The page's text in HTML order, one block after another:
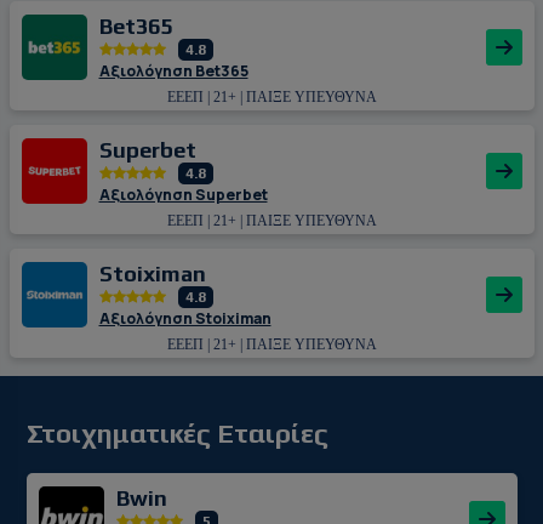
Bet365
4.8
Αξιολόγηση Bet365
ΕΕΕΠ | 21+ | ΠΑΙΞΕ ΥΠΕΥΘΥΝΑ
Superbet
4.8
Αξιολόγηση Superbet
ΕΕΕΠ | 21+ | ΠΑΙΞΕ ΥΠΕΥΘΥΝΑ
Stoiximan
4.8
Αξιολόγηση Stoiximan
ΕΕΕΠ | 21+ | ΠΑΙΞΕ ΥΠΕΥΘΥΝΑ
Στοιχηματικές Εταιρίες
Bwin